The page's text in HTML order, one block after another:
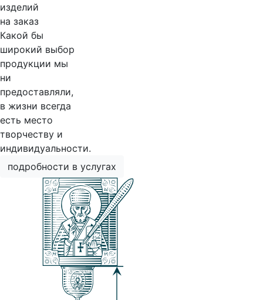
изделий
на заказ
Какой бы
широкий выбор
продукции мы
ни
предоставляли,
в жизни всегда
есть место
творчеству и
индивидуальности.
подробности в услугах